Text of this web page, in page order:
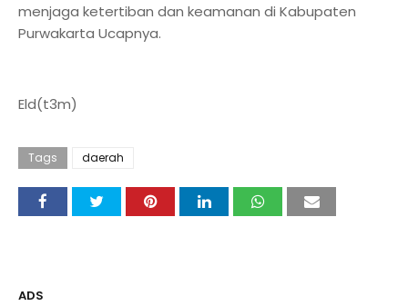
menjaga ketertiban dan keamanan di Kabupaten
Purwakarta Ucapnya.
Eld(t3m)
Tags daerah
ADS